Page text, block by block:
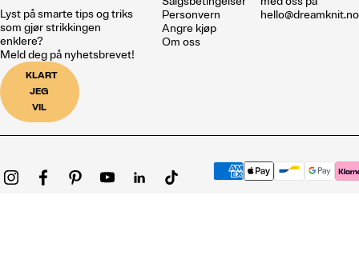
Lyst på smarte tips og triks
som gjør strikkingen
enklere?
Meld deg på nyhetsbrevet!
KLART
JEG
VIL
Personvern
Angre kjøp
Om oss
hello@dreamknit.no